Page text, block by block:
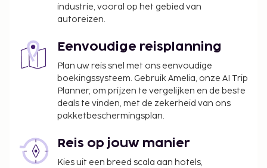
industrie, vooral op het gebied van
autoreizen.
Eenvoudige reisplanning
Plan uw reis snel met ons eenvoudige
boekingssysteem. Gebruik Amelia, onze AI Trip
Planner, om prijzen te vergelijken en de beste
deals te vinden, met de zekerheid van ons
pakketbeschermingsplan.
Reis op jouw manier
Kies uit een breed scala aan hotels,